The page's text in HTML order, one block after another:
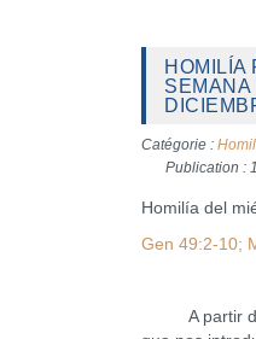
HOMILÍA
SEMANA
Catégorie :
Publication :
Homilía del
Gen 49:2-10;
A partir de